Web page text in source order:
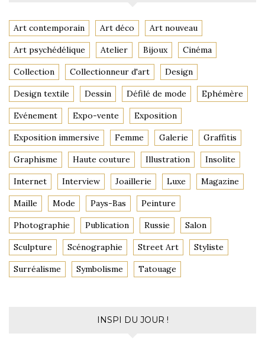
Art contemporain Art déco Art nouveau
Art psychédélique Atelier Bijoux Cinéma
Collection Collectionneur d'art Design
Design textile Dessin Défilé de mode Ephémère
Evénement Expo-vente Exposition
Exposition immersive Femme Galerie Graffitis
Graphisme Haute couture Illustration Insolite
Internet Interview Joaillerie Luxe Magazine
Maille Mode Pays-Bas Peinture
Photographie Publication Russie Salon
Sculpture Scénographie Street Art Styliste
Surréalisme Symbolisme Tatouage
INSPI DU JOUR !